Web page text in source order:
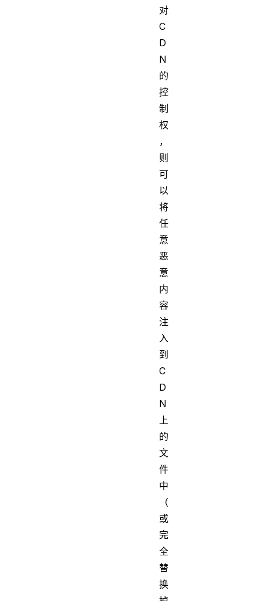
对
C
D
N
的
控
制
权
，
则
可
以
将
任
意
恶
意
内
容
注
入
到
C
D
N
上
的
文
件
中
（
或
完
全
替
换